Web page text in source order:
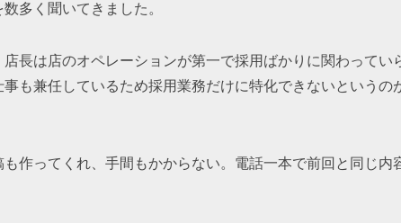
多く聞いてきました。
長は店のオペレーションが第一で採用ばかりに関わってい
も兼任しているため採用業務だけに特化できないというの
作ってくれ、手間もかからない。電話一本で前回と同じ内